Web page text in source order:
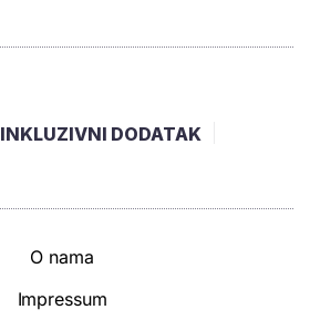
INKLUZIVNI DODATAK
O nama
Impressum